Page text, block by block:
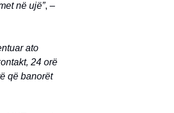
në ujë”, –
ato
24 orë
që banorët